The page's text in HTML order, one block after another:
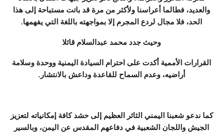
والعديد، فطالما أعراسنا ولأكثر من مرة قد باتت مستباحة إلى هذا
الحد، فلا مجال لردع المجرم إلا بمواجهته باللغة التي يفهمها.
وحيث جدد محمد عبدالسلام قائلا
القرارات الأممية أكدت على احترام السيادة اليمنية ووحدة وسلامة
أراضيه، وعدم السماح للقاعدة وداعش بالانتشار.
كما ندعو شعبنا اليمني الثائر العظيم إلى حشد كافة إمكانياته لتعزيز
الجيش واللجان الشعبية في دفاعهم المقدس عن اليمن، وبالسير